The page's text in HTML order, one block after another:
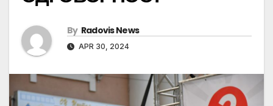
By Radovis News
APR 30, 2024